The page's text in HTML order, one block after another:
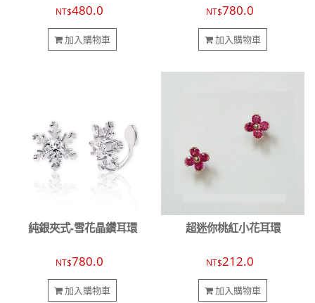
NT$480.0
加入購物車
NT$780.0
加入購物車
純銀夾式-雪花晶鑽耳環
NT$780.0
加入購物車
超迷你桃紅小花耳環
NT$212.0
加入購物車